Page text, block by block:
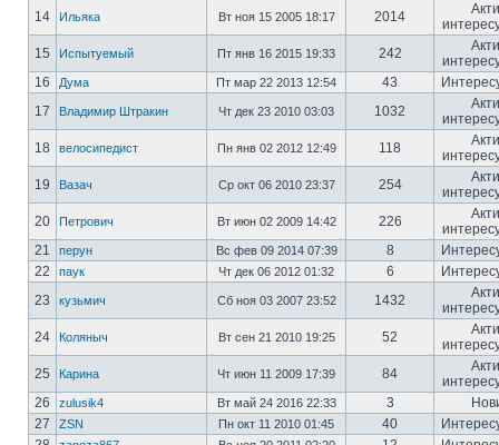
14
Ильяка Вт ноя 15 2005 18:17 2014
15
Испытуемый Пт янв 16 2015 19:33 242
16
Дума Пт мар 22 2013 12:54 43
17
Владимир Штракин Чт дек 23 2010 03:03 1032
18
велосипедист Пн янв 02 2012 12:49 118
19
Вазач Ср окт 06 2010 23:37 254
20
Петрович Вт июн 02 2009 14:42 226
21
перун Вс фев 09 2014 07:39 8
22
паук Чт дек 06 2012 01:32 6
23
кузьмич Сб ноя 03 2007 23:52 1432
24
Коляныч Вт сен 21 2010 19:25 52
25
Карина Чт июн 11 2009 17:39 84
26
zulusik4 Вт май 24 2016 22:33 3
27
ZSN Пн окт 11 2010 01:45 40